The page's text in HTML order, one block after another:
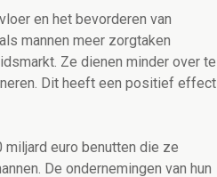
en het bevorderen van
mannen meer zorgtaken
Ze dienen minder over te
Dit heeft een positief effect
euro benutten die ze
De ondernemingen van hun